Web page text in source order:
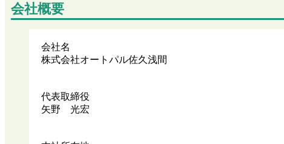
会社概要
会社名
株式会社オートパル佐久浅間
代表取締役
矢野 光宏